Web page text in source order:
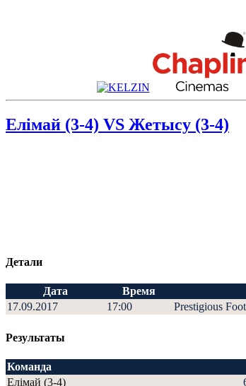
Елімай (3-4) VS Жетысу (3-4)
Детали
Дата Время
17.09.2017
17:00 Prestigious
Результаты
Команда
Елімай (3-4)